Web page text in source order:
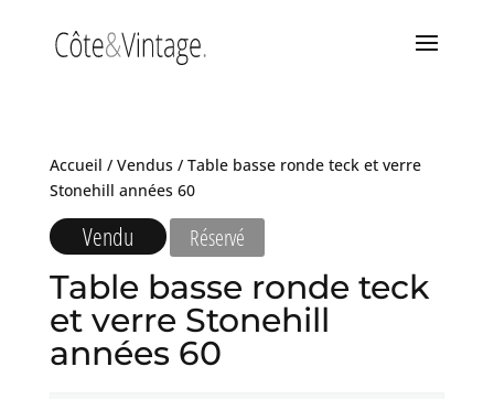
Accueil / Vendus/ Table basse ronde teck et verre
Stonehill années 60
Vendu Réservé
Table basse ronde teck
et verre Stonehill
années 60